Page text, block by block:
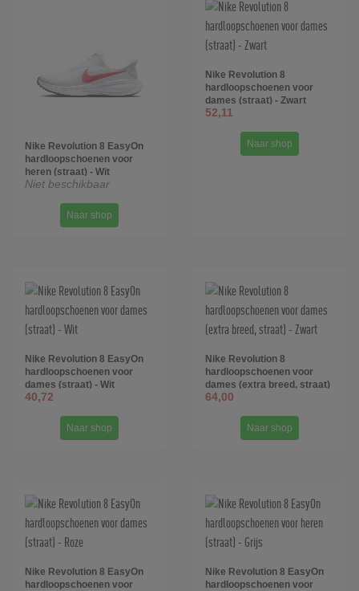
Nike Revolution 8 EasyOn
hardloopschoenen voor
heren (straat) - Wit
Niet beschikbaar
Naar shop
Nike Revolution 8
hardloopschoenen voor
dames (straat) - Zwart
52,11
Naar shop
Nike Revolution 8 EasyOn
hardloopschoenen voor
dames (straat) - Wit
40,72
Naar shop
Nike Revolution 8
hardloopschoenen voor
dames (extra breed, straat)
- Zwart
64,00
Naar shop
Nike Revolution 8 EasyOn
hardloopschoenen voor
Nike Revolution 8 EasyOn
hardloopschoenen voor